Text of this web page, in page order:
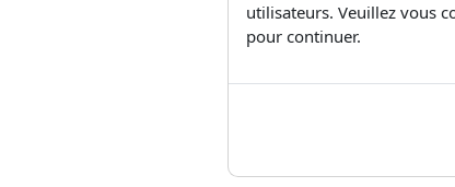
utilisateurs. Veuillez vous
pour continuer.